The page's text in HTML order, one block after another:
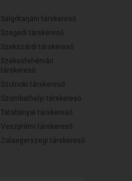
Salgótarjáni társkereső
Szegedi társkereső
Szekszárdi társkereső
Székesfehérvári
társkereső
Szolnoki társkereső
Szombathelyi társkereső
Tatabányai társkereső
Veszprémi társkereső
Zalaegerszegi társkereső